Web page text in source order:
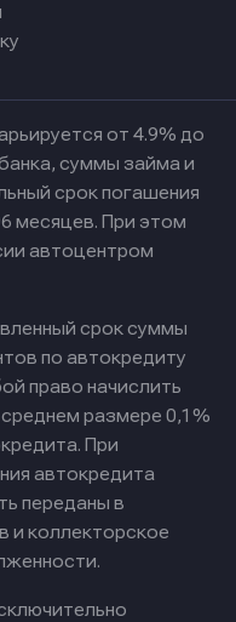
от 4.9% до
суммы займа и
срок погашения
месяцев. При этом
автоцентром
срок суммы
по автокредиту
право начислить
размере 0,1%
При
автокредита
переданы в
и коллекторское